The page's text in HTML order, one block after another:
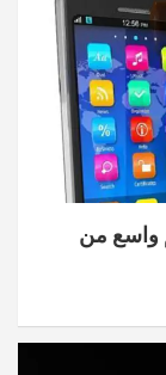
واسع من